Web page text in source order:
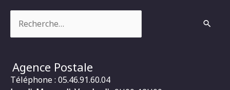
Agence Postale
Téléphone : 05.46.91.60.04